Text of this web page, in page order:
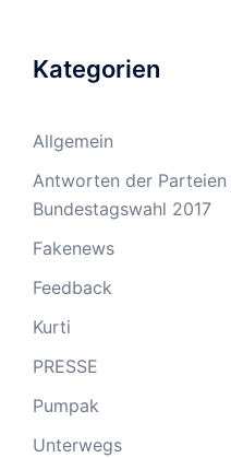
Kategorien
Allgemein
Antworten der
Bundestagswahl 2017
Fakenews
Feedback
Kurti
PRESSE
Pumpak
Unterwegs